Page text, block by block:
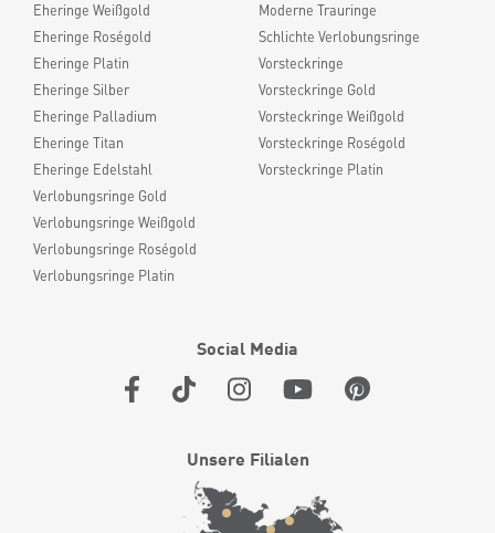
Eheringe Weißgold
Eheringe Roségold
Eheringe Platin
Eheringe Silber
Eheringe Palladium
Eheringe Titan
Eheringe Edelstahl
Verlobungsringe Gold
Verlobungsringe Weißgold
Verlobungsringe Roségold
Verlobungsringe Platin
Moderne Trauringe
Schlichte Verlobungsringe
Vorsteckringe
Vorsteckringe Gold
Vorsteckringe Weißgold
Vorsteckringe Roségold
Vorsteckringe Platin
Social Media
Unsere Filialen